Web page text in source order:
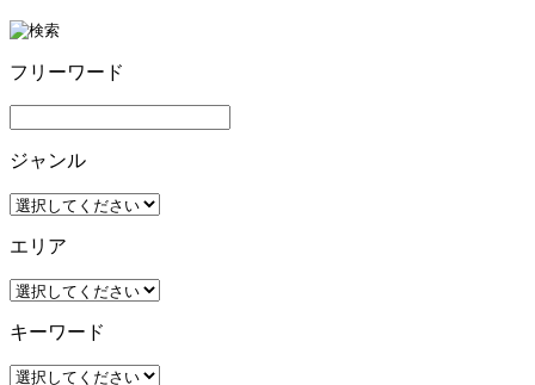
フリーワード
ジャンル
エリア
キーワード